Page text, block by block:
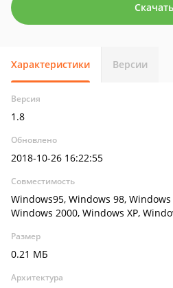
Скачать
Характеристики Версии
Версия
1.8
Обновлено
2018-10-26 16:22:55
Совместимость
Windows95, Windows 98,
Windows 2000, Windows XP,
Размер
0.21 МБ
Архитектура